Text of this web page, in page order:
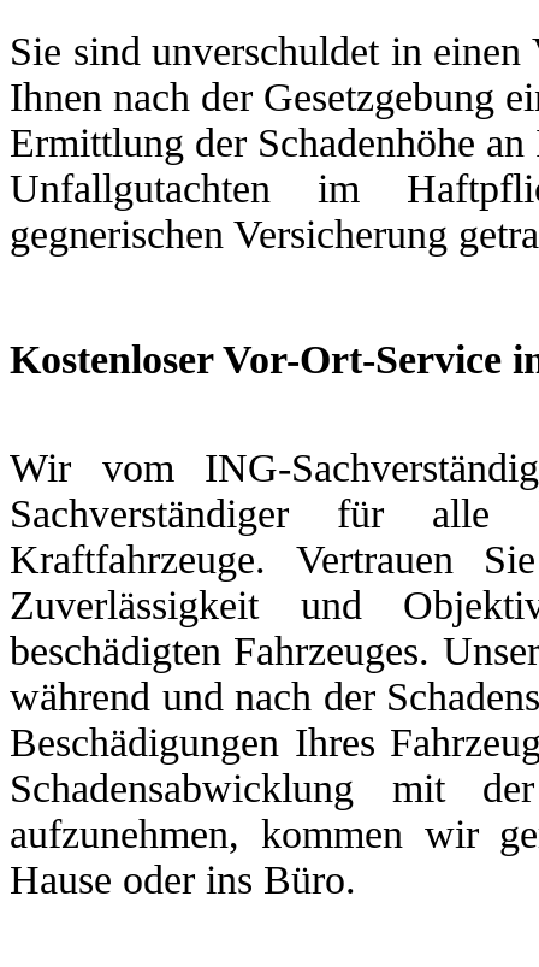
Sie sind unverschuldet in
Ihnen nach der Gesetzgebung
Ermittlung der Schadenhöhe
Unfallgutachten im
gegnerischen Versicherung
Kostenloser Vor-Ort-Service
Wir vom ING-
Sachverständiger für
Kraftfahrzeuge. Vertrauen
Zuverlässigkeit und
beschädigten Fahrzeuges.
während und nach der
Beschädigungen Ihres
Schadensabwicklung mit
aufzunehmen, kommen wir
Hause oder ins Büro.